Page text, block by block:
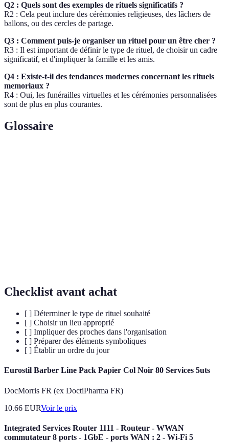
Q2 : Quels sont des exemples de rituels significatifs ?
R2 : Cela peut inclure des cérémonies religieuses, des lâchers de
ballons, ou des cercles de partage.
Q3 : Comment puis-je organiser un rituel pour un être cher ?
R3 : Il est important de définir le type de rituel, de choisir un cadre
significatif, et d'impliquer la famille et les amis.
Q4 : Existe-t-il des tendances modernes concernant les rituels
memoriaux ?
R4 : Oui, les funérailles virtuelles et les cérémonies personnalisées
sont de plus en plus courantes.
Glossaire
Checklist avant achat
[ ] Déterminer le type de rituel souhaité
[ ] Choisir un lieu approprié
[ ] Impliquer des proches dans l'organisation
[ ] Préparer des éléments symboliques
[ ] Établir un ordre du jour
Eurostil Barber Line Pack Papier Col Noir 80 Services 5uts
DocMorris FR (ex DoctiPharma FR)
10.66 EURVoir le prix
Integrated Services Router 1111 - Routeur - WWAN
commutateur 8 ports - 1GbE - ports WAN : 2 - Wi-Fi 5